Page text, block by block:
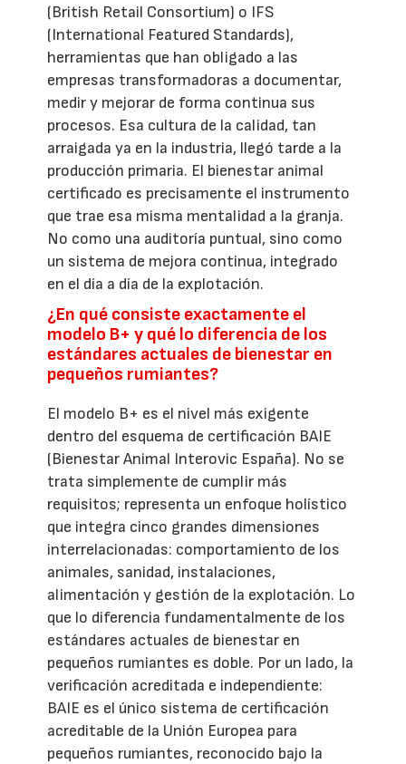
(British Retail Consortium) o IFS
(International Featured Standards),
herramientas que han obligado a las
empresas transformadoras a documentar,
medir y mejorar de forma continua sus
procesos. Esa cultura de la calidad, tan
arraigada ya en la industria, llegó tarde a la
producción primaria. El bienestar animal
certificado es precisamente el instrumento
que trae esa misma mentalidad a la granja.
No como una auditoría puntual, sino como
un sistema de mejora continua, integrado
en el día a día de la explotación.
¿En qué consiste exactamente el
modelo B+ y qué lo diferencia de los
estándares actuales de bienestar en
pequeños rumiantes?
El modelo B+ es el nivel más exigente
dentro del esquema de certificación BAIE
(Bienestar Animal Interovic España). No se
trata simplemente de cumplir más
requisitos; representa un enfoque holístico
que integra cinco grandes dimensiones
interrelacionadas: comportamiento de los
animales, sanidad, instalaciones,
alimentación y gestión de la explotación. Lo
que lo diferencia fundamentalmente de los
estándares actuales de bienestar en
pequeños rumiantes es doble. Por un lado, la
verificación acreditada e independiente:
BAIE es el único sistema de certificación
acreditable de la Unión Europea para
pequeños rumiantes, reconocido bajo la